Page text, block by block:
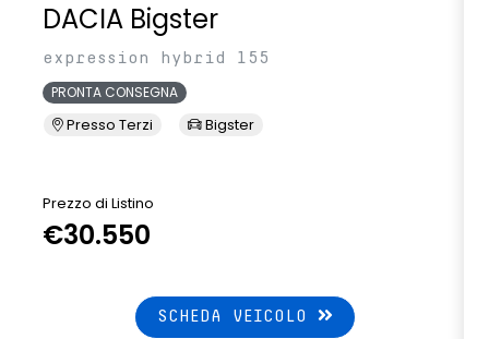
DACIA Bigster
expression hybrid 155
PRONTA CONSEGNA
Presso Terzi Bigster
Prezzo di Listino
€30.550
SCHEDA VEICOLO